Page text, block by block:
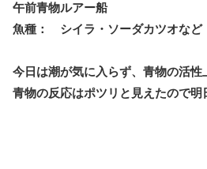
午前青物ルアー船
魚種： シイラ・ソーダカツオなど
今日は潮が気に入らず、青物の活性
青物の反応はポツリと見えたので明